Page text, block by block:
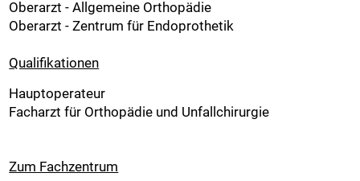
Oberarzt - Allgemeine Orthopädie
Oberarzt - Zentrum für Endoprothetik
Qualifikationen
Hauptoperateur
Facharzt für Orthopädie und Unfallchirurgie
Zum Fachzentrum